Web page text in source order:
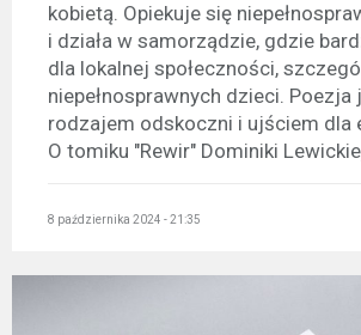
kobietą. Opiekuje się
i działa w samorządzie, gdzie
dla lokalnej społeczności,
niepełnosprawnych dzieci. Poezja
rodzajem odskoczni i ujściem dla
O tomiku "Rewir" Dominiki
8 października 2024 - 21:35